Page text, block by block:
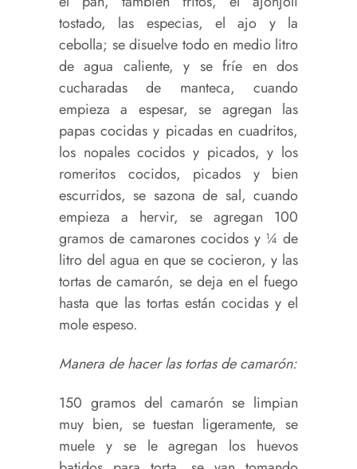
tostado, las especias, el ajo y la
cebolla; se disuelve todo en medio litro
de agua caliente, y se fríe en dos
cucharadas de manteca, cuando
empieza a espesar, se agregan las
papas cocidas y picadas en cuadritos,
los nopales cocidos y picados, y los
romeritos cocidos, picados y bien
escurridos, se sazona de sal, cuando
empieza a hervir, se agregan 100
gramos de camarones cocidos y ¼ de
litro del agua en que se cocieron, y las
tortas de camarón, se deja en el fuego
hasta que las tortas están cocidas y el
mole espeso.
Manera de hacer las tortas de camarón:
150 gramos del camarón se limpian
muy bien, se tuestan ligeramente, se
muele y se le agregan los huevos